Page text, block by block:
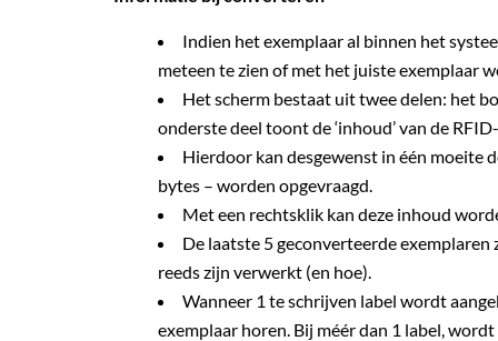
Indien het exemplaar al binnen het
meteen te zien of met het juiste exemplaar
Het scherm bestaat uit twee delen: het
onderste deel toont de ‘inhoud’ van de
Hierdoor kan desgewenst in één moeite
bytes – worden opgevraagd.
Met een rechtsklik kan deze inhoud
De laatste 5 geconverteerde
reeds zijn verwerkt (en hoe).
Wanneer 1 te schrijven label wordt
exemplaar horen. Bij méér dan 1 label,